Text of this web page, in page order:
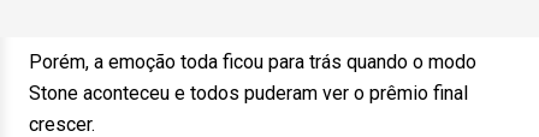
Porém, a emoção toda ficou para trás quando o modo
Stone aconteceu e todos puderam ver o prêmio final
crescer.